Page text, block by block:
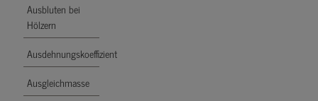
Ausbluten bei
Hölzern
Ausdehnungskoeffizient
Ausgleichmasse